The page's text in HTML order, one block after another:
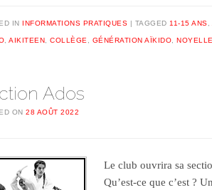
IN INFORMATIONS PRATIQUES TAGGED 11-15 ANS
AIKITEEN COLLÈGE GÉNÉRATION AÏKIDO
Ados
ON 28 AOÛT 2022
Le club ouvrira sa
Qu’est-ce que c’est ?